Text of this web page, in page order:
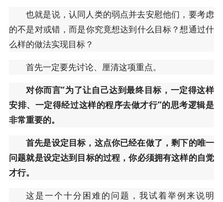
也就是说，认同人类的弱点并去安慰他们，要考虑
的不是对或错，而是你究竟想达到什么目标？想通过什
么样的做法实现目标？
首先一定要先讨论、厘清这项重点。
对你而言“为了让自己达到最终目标，一定得这样
安排、一定得经过这样的程序去做才行”的思考逻辑是
非常重要的。
首先是设定目标，这点你已经在做了，剩下的唯一
问题就是设定达到目标的过程，你必须拥有这样的自觉
才行。
这是一个十分困难的问题，我试着举例来说明